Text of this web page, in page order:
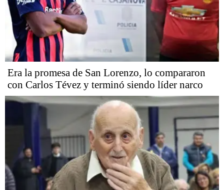
Era la promesa de San Lorenzo, lo compararon
con Carlos Tévez y terminó siendo líder narco